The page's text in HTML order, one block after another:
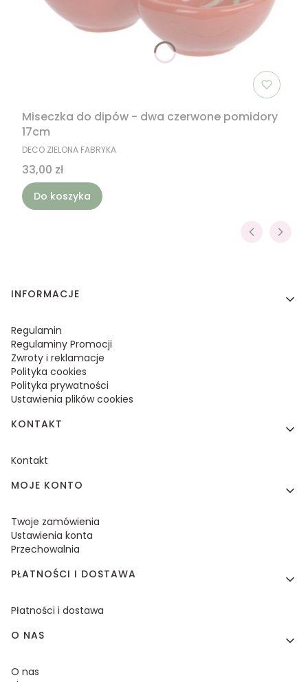
Miseczka do dipów - dwa czerwone pomidory
17cm
PRODUCENT
DECO ZIELONA FABRYKA
Cena
33,00 zł
Do koszyka
Linki w stopce
INFORMACJE
Regulamin
Regulaminy Promocji
Zwroty i reklamacje
Polityka cookies
Polityka prywatności
Ustawienia plików cookies
KONTAKT
Kontakt
MOJE KONTO
Twoje zamówienia
Ustawienia konta
Przechowalnia
PŁATNOŚCI I DOSTAWA
Płatności i dostawa
O NAS
O nas